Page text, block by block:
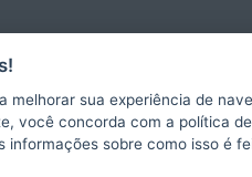
melhorar sua experiência de
você concorda com a política
informações sobre como isso é